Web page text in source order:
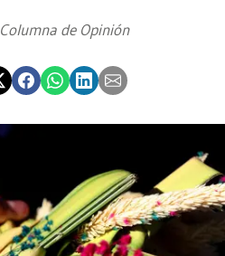
Columna de Opinión